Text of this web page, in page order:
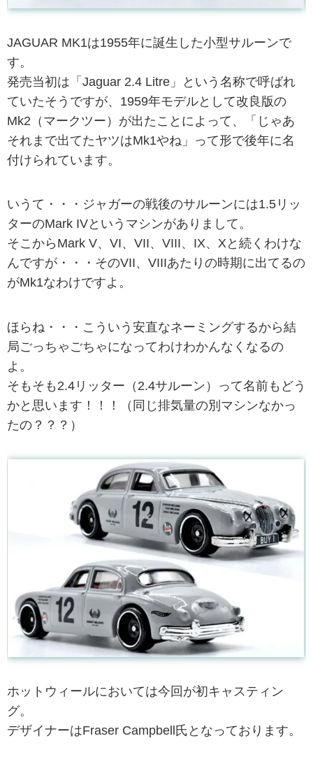
JAGUAR MK1は1955年に誕生した小型サルーンで
す。
発売当初は「Jaguar 2.4 Litre」という名称で呼ばれ
ていたそうですが、1959年モデルとして改良版の
Mk2（マークツー）が出たことによって、「じゃあ
それまで出てたヤツはMk1やね」って形で後年に名
付けられています。
いうて・・・ジャガーの戦後のサルーンには1.5リッ
ターのMark IVというマシンがありまして。
そこからMark V、VI、VII、VIII、IX、Xと続くわけな
んですが・・・そのVII、VIIIあたりの時期に出てるの
がMk1なわけですよ。
ほらね・・・こういう安直なネーミングするから結
局ごっちゃごちゃになってわけわかんなくなるの
よ。
そもそも2.4リッター（2.4サルーン）って名前もどう
かと思います！！！（同じ排気量の別マシンなかっ
たの？？？）
ホットウィールにおいては今回が初キャスティン
グ。
デザイナーはFraser Campbell氏となっております。